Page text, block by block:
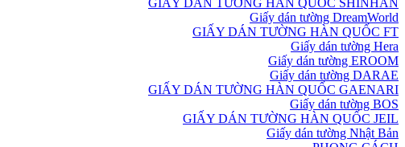
GIẤY DÁN TƯỜNG HÀN QUỐC SHINHAN
Giấy dán tường DreamWorld
GIẤY DÁN TƯỜNG HÀN QUỐC FT
Giấy dán tường Hera
Giấy dán tường EROOM
Giấy dán tường DARAE
GIẤY DÁN TƯỜNG HÀN QUỐC GAENARI
Giấy dán tường BOS
GIẤY DÁN TƯỜNG HÀN QUỐC JEIL
Giấy dán tường Nhật Bản